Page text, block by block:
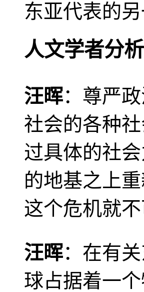
东亚代表的
人文学者分
汪晖：尊严
社会的各种
过具体的社
的地基之上
这个危机就
汪晖：在有
球占据着一